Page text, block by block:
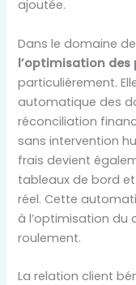
ajoutée.
Dans le domaine de
l’optimisation des
particulièrement.
automatique des
réconciliation
sans intervention
frais devient
tableaux de bord
réel. Cette
à l’optimisation
roulement.
La relation client